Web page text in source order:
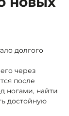
долгого
через
после
ногами, найти
достойную